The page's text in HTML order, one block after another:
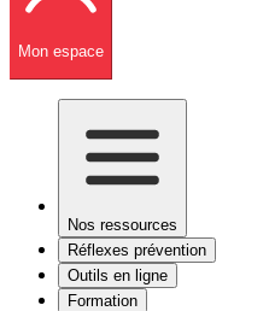
Mon espace
Nos ressources
Réflexes prévention
Outils en ligne
Formation